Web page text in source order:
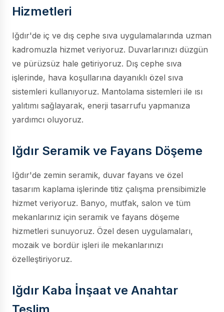
Hizmetleri
Iğdır'de iç ve dış cephe sıva uygulamalarında uzman
kadromuzla hizmet veriyoruz. Duvarlarınızı düzgün
ve pürüzsüz hale getiriyoruz. Dış cephe sıva
işlerinde, hava koşullarına dayanıklı özel sıva
sistemleri kullanıyoruz. Mantolama sistemleri ile ısı
yalıtımı sağlayarak, enerji tasarrufu yapmanıza
yardımcı oluyoruz.
Iğdır Seramik ve Fayans Döşeme
Iğdır'de zemin seramik, duvar fayans ve özel
tasarım kaplama işlerinde titiz çalışma prensibimizle
hizmet veriyoruz. Banyo, mutfak, salon ve tüm
mekanlarınız için seramik ve fayans döşeme
hizmetleri sunuyoruz. Özel desen uygulamaları,
mozaik ve bordür işleri ile mekanlarınızı
özelleştiriyoruz.
Iğdır Kaba İnşaat ve Anahtar